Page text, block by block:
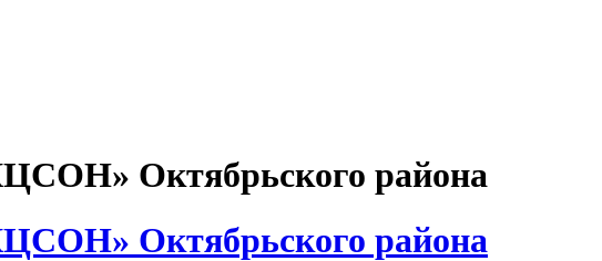
Октябрьского района
Октябрьского района